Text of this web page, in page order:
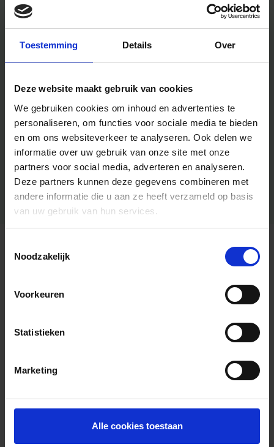
Toestemming Details Over
Deze website maakt gebruik van cookies
We gebruiken cookies om inhoud en advertenties te
personaliseren, om functies voor sociale media te bieden
en om ons websiteverkeer te analyseren. Ook delen we
informatie over uw gebruik van onze site met onze
partners voor social media, adverteren en analyseren.
Deze partners kunnen deze gegevens combineren met
andere informatie die u aan ze heeft verzameld op basis
van uw gebruik van hun services.
Noodzakelijk
Voorkeuren
Statistieken
Marketing
Alle cookies toestaan
Algemene informatie
Foto’s ({{photos.length}})